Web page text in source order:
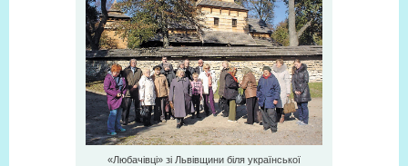
«Любачівці» зі Львівщини біля української